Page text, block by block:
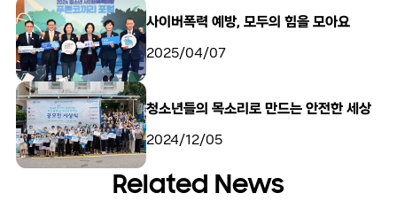
사이버폭력 예방, 모두의 힘을 모아요
2025/04/07
청소년들의 목소리로 만드는 안전한 세상
2024/12/05
Related News